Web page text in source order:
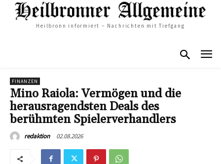
Heilbronn informiert – Nachrichten mit Tiefgang
FINANZEN
Mino Raiola: Vermögen und die
herausragendsten Deals des
berühmten Spielerverhandlers
redaktion 02.08.2026